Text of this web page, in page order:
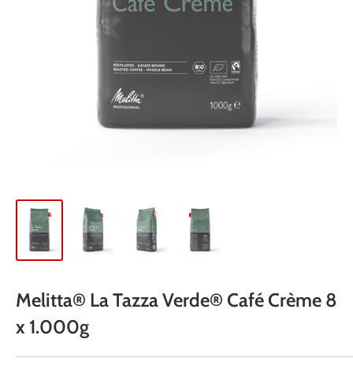
Melitta® La Tazza Verde® Café Crème 8
x 1.000g